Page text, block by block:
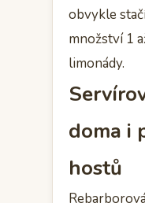
obvykle
množství 1
limonády.
doma i
hostů